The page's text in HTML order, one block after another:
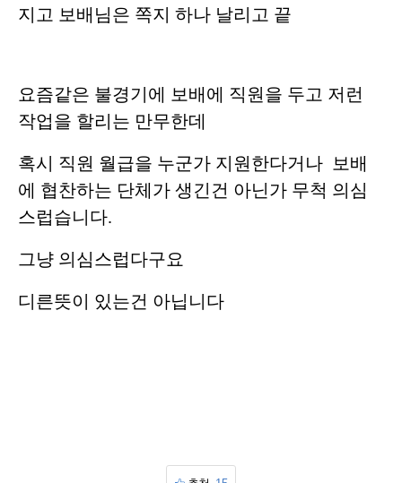
지고 보배님은 쪽지 하나 날리고 끝
요즘같은 불경기에 보배에 직원을 두고 저런
작업을 할리는 만무한데
혹시 직원 월급을 누군가 지원한다거나 보배
에 협찬하는 단체가 생긴건 아닌가 무척 의심
스럽습니다.
그냥 의심스럽다구요
디른뜻이 있는건 아닙니다